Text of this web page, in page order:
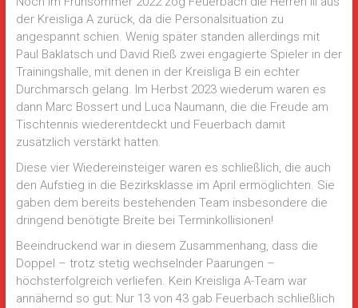
der Kreisliga A zurück, da die Personalsituation zu
angespannt schien. Wenig später standen allerdings mit
Paul Baklatsch und David Rieß zwei engagierte Spieler in der
Trainingshalle, mit denen in der Kreisliga B ein echter
Durchmarsch gelang. Im Herbst 2023 wiederum waren es
dann Marc Bossert und Luca Naumann, die die Freude am
Tischtennis wiederentdeckt und Feuerbach damit
zusätzlich verstärkt hatten.
Diese vier Wiedereinsteiger waren es schließlich, die auch
den Aufstieg in die Bezirksklasse im April ermöglichten. Sie
gaben dem bereits bestehenden Team insbesondere die
dringend benötigte Breite bei Terminkollisionen!
Beeindruckend war in diesem Zusammenhang, dass die
Doppel – trotz stetig wechselnder Paarungen –
höchsterfolgreich verliefen. Kein Kreisliga A-Team war
annähernd so gut: Nur 13 von 43 gab Feuerbach schließlich